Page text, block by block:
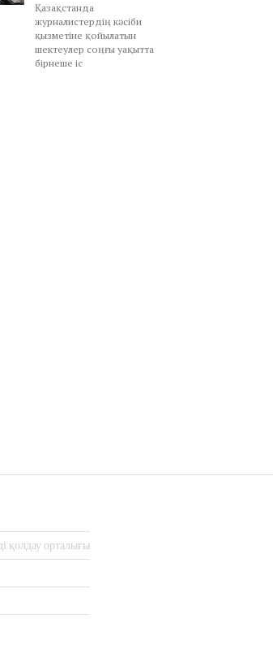
Қазақстанда
журналистердің кәсіби
қызметіне қойылатын
шектеулер соңғы уақытта
бірнеше іс
қолдау орталығы